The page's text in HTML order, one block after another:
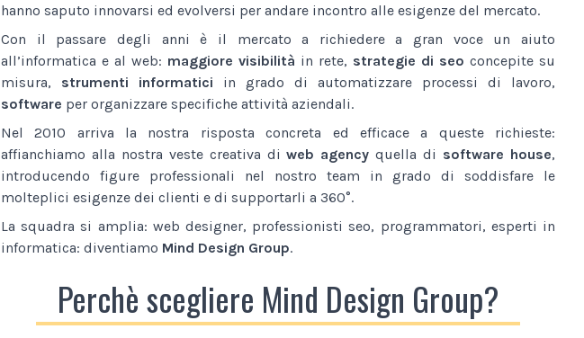
hanno saputo innovarsi ed evolversi per andare incontro alle esigenze del mercato.
Con il passare degli anni è il mercato a richiedere a gran voce un aiuto
all’informatica e al web: maggiore visibilità in rete, strategie di seo concepite su
misura, strumenti informatici in grado di automatizzare processi di lavoro,
software per organizzare specifiche attività aziendali.
Nel 2010 arriva la nostra risposta concreta ed efficace a queste richieste:
affianchiamo alla nostra veste creativa diweb agency quella di software house,
introducendo figure professionali nel nostro team in grado di soddisfare le
molteplici esigenze dei clienti e di supportarli a 360°.
La squadra si amplia: web designer, professionisti seo, programmatori, esperti in
informatica: diventiamo Mind Design Group.
Perchè scegliere Mind Design Group?